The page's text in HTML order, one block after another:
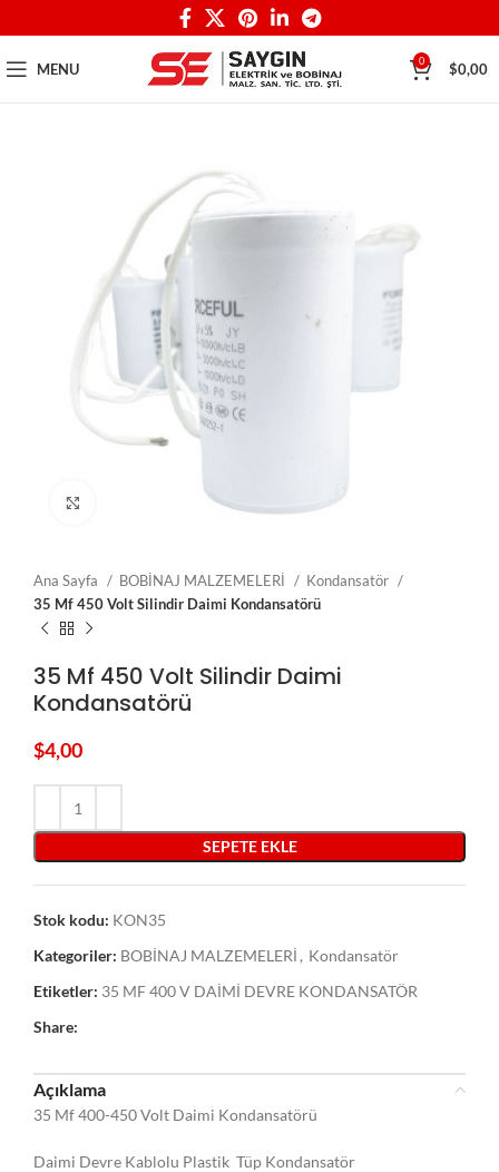
MENU 0 $0,00
Ana Sayfa BOBİNAJ MALZEMELERİ
Kondansatör
35 Mf 450 Volt Silindir Daimi Kondansatörü
35 Mf 450 Volt Silindir Daimi
Kondansatörü
$4,00
SEPETE EKLE
Stok kodu: KON35
Kategoriler: BOBİNAJ MALZEMELERİ , Kondansatör
Etiketler: 35 MF 400 V DAİMİ DEVRE KONDANSATÖR
Share:
Açıklama
35 Mf 400-450 Volt Daimi Kondansatörü
Daimi Devre Kablolu Plastik Tüp Kondansatör